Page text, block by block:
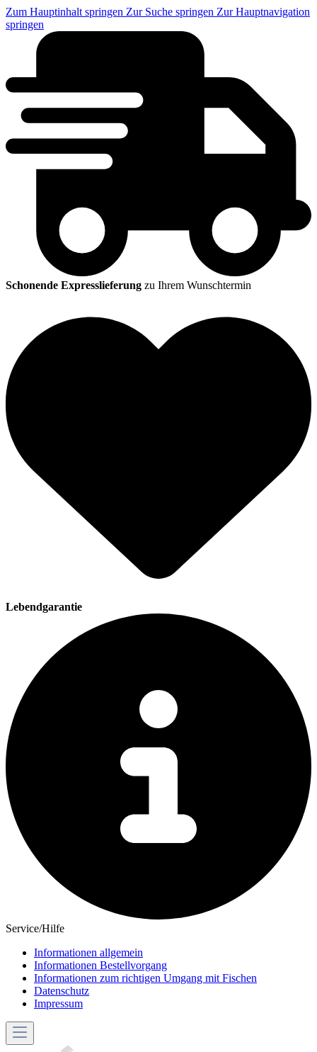
Zum Hauptinhalt springen Zur Suche springen Zur Hauptnavigation
springen
Schonende Expresslieferung zu Ihrem Wunschtermin
Lebendgarantie
Service/Hilfe
Informationen allgemein
Informationen Bestellvorgang
Informationen zum richtigen Umgang mit Fischen
Datenschutz
Impressum